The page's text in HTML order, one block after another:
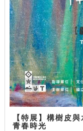
【特展】構樹皮
青春時光